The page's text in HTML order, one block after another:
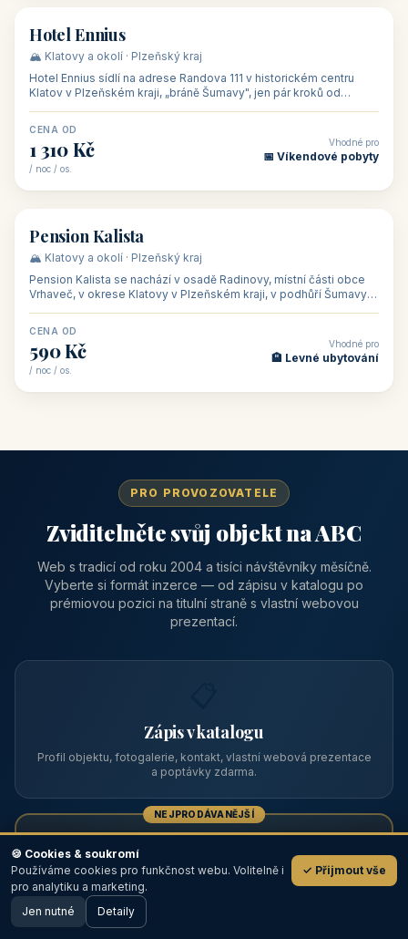
🏨 hotel
Hotel Ennius
🏔️ Klatovy a okolí · Plzeňský kraj
Hotel Ennius sídlí na adrese Randova 111 v historickém centru
Klatov v Plzeňském kraji, „bráně Šumavy", jen pár kroků od
CENA OD
1 310 Kč
/ noc / os.
Vhodné pro
📅 Víkendové pobyty
🏡 penzion
Pension Kalista
🏔️ Klatovy a okolí · Plzeňský kraj
Pension Kalista se nachází v osadě Radinovy, místní části obce
Vrhaveč, v okrese Klatovy v Plzeňském kraji, v podhůří Šumavy
CENA OD
590 Kč
/ noc / os.
Vhodné pro
🏨 Levné ubytování
PRO PROVOZOVATELE
Zviditelněte svůj objekt na ABC
Web s tradicí od roku 2004 a tisíci návštěvníky měsíčně.
Vyberte si formát inzerce — od zápisu v katalogu po
prémiovou pozici na titulní straně s vlastní webovou
prezentací.
Zápis v katalogu
Profil objektu, fotogalerie, kontakt, vlastní webová prezentace
a poptávky zdarma.
NEJPRODÁVANĚJŠÍ
Prémiový partner
TOP pozice na titulce, přednost ve výpisech, zlatý odznak a
💬
🖥️ Desktop verze
🍪 Cookies & soukromí
Používáme cookies pro funkčnost webu. Volitelně i
pro analytiku a marketing.
✓ Přijmout vše
Jen nutné Detaily